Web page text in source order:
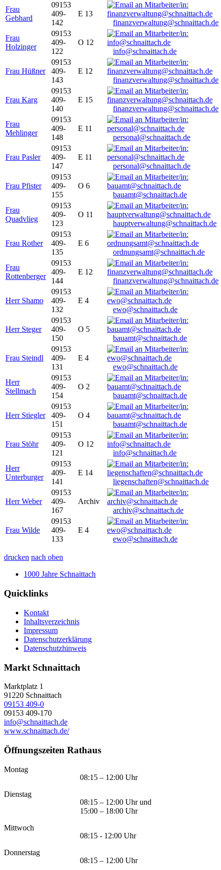
Frau
Gebhard
09153
409-
142
E 13
finanzverwaltung@schnaittach.de
Frau
Holzinger
09153
409-
122
O 12
info@schnaittach.de
Frau Hüßner
09153
409-
143
E 12
finanzverwaltung@schnaittach.de
Frau Karg
09153
409-
140
E 15
finanzverwaltung@schnaittach.de
Frau
Mehlinger
09153
409-
148
E 11
personal@schnaittach.de
Frau Pasler
09153
409-
147
E 11
personal@schnaittach.de
Frau Pfister
09153
409-
155
O 6
bauamt@schnaittach.de
Frau
Quadvlieg
09153
409-
123
O 11
hauptverwaltung@schnaittach.de
Frau Rother
09153
409-
135
E 6
ordnungsamt@schnaittach.de
Frau
Rottenberger
09153
409-
144
E 12
finanzverwaltung@schnaittach.de
Herr Shamo
09153
409-
132
E 4
ewo@schnaittach.de
Herr Steger
09153
409-
150
O 5
bauamt@schnaittach.de
Frau Steindl
09153
409-
131
E 4
ewo@schnaittach.de
Herr
Stellmach
09153
409-
154
O 2
bauamt@schnaittach.de
Herr Stiegler
09153
409-
151
O 4
bauamt@schnaittach.de
Frau Stöhr
09153
409-
121
O 12
info@schnaittach.de
Herr
Unterburger
09153
409-
141
E 14
liegenschaften@schnaittach.de
Herr Weber
09153
409-
167
Archiv
archiv@schnaittach.de
Frau Wilde
09153
409-
133
E 4
ewo@schnaittach.de
drucken nach oben
1000 Jahre Schnaittach
Quicklinks
Kontakt
Inhaltsverzeichnis
Impressum
Datenschutzerklärung
Datenschutzhinweis
Markt Schnaittach
Marktplatz 1
91220 Schnaittach
09153 409-0
09153 409-170
info@schnaittach.de
www.schnaittach.de/
Öffnungszeiten Rathaus
Montag
08:15 – 12:00 Uhr
Dienstag
08:15 – 12:00 Uhr und
15:00 – 18:00 Uhr
Mittwoch
08:15 - 12:00 Uhr
Donnerstag
08:15 – 12:00 Uhr